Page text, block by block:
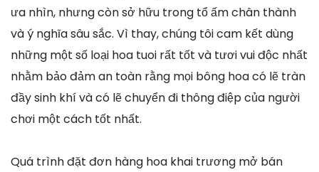
ưa nhìn, nhưng còn sở hữu trong tổ ấm chân thành
và ý nghĩa sâu sắc. Vì thay, chúng tôi cam kết dùng
những một số loại hoa tuoi rất tốt và tươi vui độc nhất
nhằm bảo đảm an toàn rằng mọi bông hoa có lẽ tràn
đầy sinh khí và có lẽ chuyển đi thông điệp của người
chơi một cách tốt nhất.
Quá trình đặt đơn hàng hoa khai trương mở bán